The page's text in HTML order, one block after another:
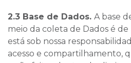
2.3 Base de Dados. A base
meio da coleta de Dados é
está sob nossa
acesso e compartilhamento,